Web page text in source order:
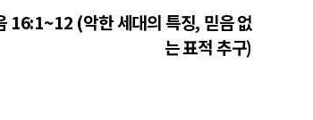
16:1~12 (악한 세대의 특징, 믿음 없
는 표적 추구)